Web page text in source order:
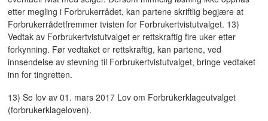
etter megling i Forbrukerrådet, kan partene skriftlig begjære at
Forbrukerrådetfremmer tvisten for Forbrukertvistutvalget. 13)
Vedtak av Forbrukertvistutvalget er rettskraftig fire uker etter
forkynning. Før vedtaket er rettskraftig, kan partene, ved
innsendelse av stevning til Forbrukertvistutvalget, bringe vedtaket
inn for tingretten.
13) Se lov av 01. mars 2017 Lov om Forbrukerklageutvalget
(forbrukerklageloven).